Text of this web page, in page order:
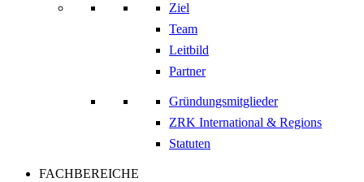
Ziel
Team
Leitbild
Partner
Gründungsmitglieder
ZRK International & Regions
Statuten
FACHBEREICHE